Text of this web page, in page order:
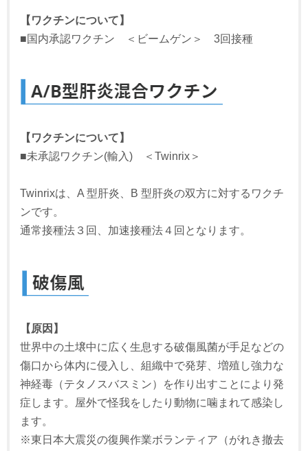
【ワクチンについて】
■国内承認ワクチン ＜ビームゲン＞ 3回接種
【ワクチンについて】
■未承認ワクチン(輸入) ＜Twinrix＞
Twinrixは、A 型肝炎、B 型肝炎の双方に対するワクチ
ンです。
通常接種法３回、加速接種法４回となります。
【原因】
世界中の土壌中に広く生息する破傷風菌が手足などの
傷口から体内に侵入し、組織中で発芽、増殖し強力な
神経毒（テタノスバスミン）を作り出すことにより発
症します。屋外で怪我をしたり動物に噛まれて感染し
ます。
※東日本大震災の復興作業ボランティア（がれき撤去